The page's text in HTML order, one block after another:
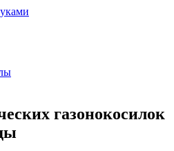
газонокосилок